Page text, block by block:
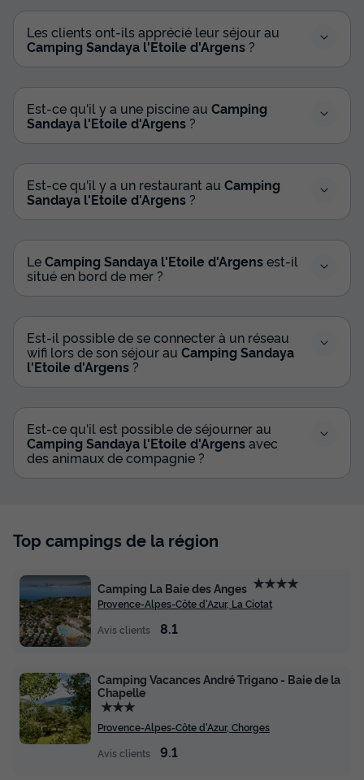
Les clients ont-ils apprécié leur séjour au
Camping Sandaya l'Etoile d'Argens ?
Est-ce qu'il y a une piscine au Camping
Sandaya l'Etoile d'Argens ?
Est-ce qu'il y a un restaurant au Camping
Sandaya l'Etoile d'Argens ?
LeCamping Sandaya l'Etoile d'Argensest-il
situé en bord de mer ?
Est-il possible de se connecter à un réseau
wifi lors de son séjour au Camping Sandaya
l'Etoile d'Argens ?
Est-ce qu'il est possible de séjourner au
Camping Sandaya l'Etoile d'Argensavec
des animaux de compagnie ?
Top campings de la région
Camping La Baie des Anges ★★★★
Provence-Alpes-Côte d'Azur, La Ciotat
Avis clients
8.1
Camping Vacances André Trigano - Baie de la
Chapelle
★★★
Provence-Alpes-Côte d'Azur, Chorges
Avis clients
9.1